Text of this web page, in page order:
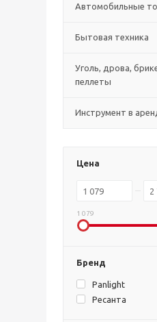
Автомобильные
Бытовая техника
Уголь, дрова,
пеллеты
Инструмент в
Цена
1 079
Бренд
Panlight
Ресанта